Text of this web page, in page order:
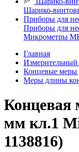
Шарико-
Приборы для
Приборы для
Микрометры
Главная
Измерительный
Концевые
Меры длины
Концевая
мм кл.1
1138816)